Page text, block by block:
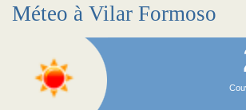
Méteo à Vilar Formoso